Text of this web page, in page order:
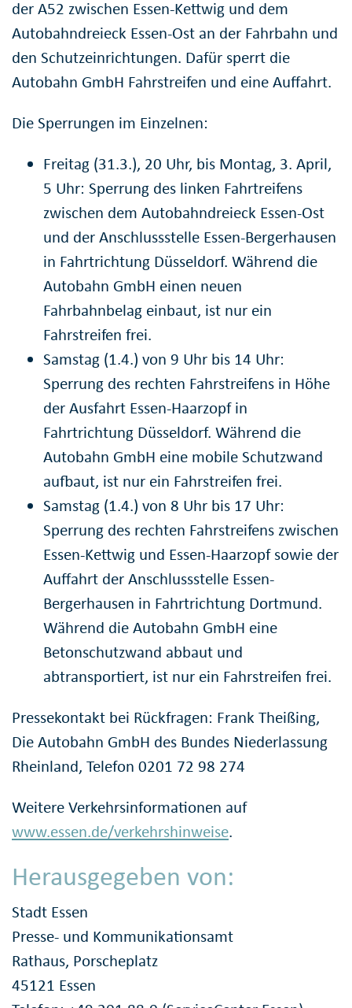
der A52 zwischen Essen-Kettwig und dem
Autobahndreieck Essen-Ost an der Fahrbahn und
den Schutzeinrichtungen. Dafür sperrt die
Autobahn GmbH Fahrstreifen und eine Auffahrt.
Die Sperrungen im Einzelnen:
Freitag (31.3.), 20 Uhr, bis Montag, 3. April,
5 Uhr: Sperrung des linken Fahrtreifens
zwischen dem Autobahndreieck Essen-Ost
und der Anschlussstelle Essen-Bergerhausen
in Fahrtrichtung Düsseldorf. Während die
Autobahn GmbH einen neuen
Fahrbahnbelag einbaut, ist nur ein
Fahrstreifen frei.
Samstag (1.4.) von 9 Uhr bis 14 Uhr:
Sperrung des rechten Fahrstreifens in Höhe
der Ausfahrt Essen-Haarzopf in
Fahrtrichtung Düsseldorf. Während die
Autobahn GmbH eine mobile Schutzwand
aufbaut, ist nur ein Fahrstreifen frei.
Samstag (1.4.) von 8 Uhr bis 17 Uhr:
Sperrung des rechten Fahrstreifens zwischen
Essen-Kettwig und Essen-Haarzopf sowie der
Auffahrt der Anschlussstelle Essen-
Bergerhausen in Fahrtrichtung Dortmund.
Während die Autobahn GmbH eine
Betonschutzwand abbaut und
abtransportiert, ist nur ein Fahrstreifen frei.
Pressekontakt bei Rückfragen: Frank Theißing,
Die Autobahn GmbH des Bundes Niederlassung
Rheinland, Telefon 0201 72 98 274
Weitere Verkehrsinformationen auf
www.essen.de/verkehrshinweise.
Herausgegeben von:
Stadt Essen
Presse- und Kommunikationsamt
Rathaus, Porscheplatz
45121 Essen